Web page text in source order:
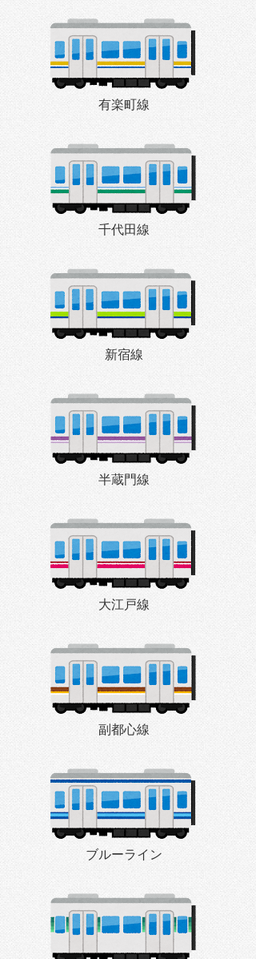
有楽町線
千代田線
新宿線
半蔵門線
大江戸線
副都心線
ブルーライン